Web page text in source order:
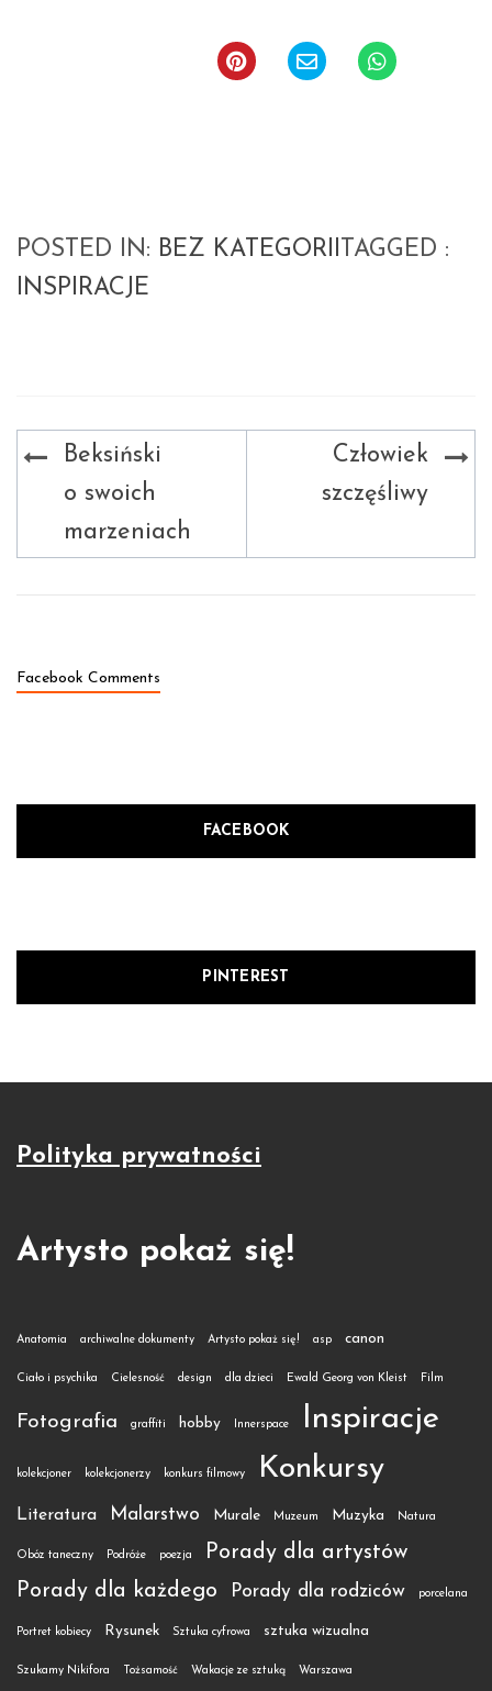
POSTED IN: BEZ KATEGORII TAGGED :
INSPIRACJE
Nawigacja
wpisu
Beksiński
o swoich
marzeniach
Człowiek
szczęśliwy
Facebook Comments
FACEBOOK
PINTEREST
Polityka prywatności
Artysto pokaż się!
Anatomia archiwalne dokumenty Artysto pokaż się! asp canon
Ciało i psychika Cielesność design dla dzieci Ewald Georg von Kleist Film
Fotografia graffiti hobby Innerspace Inspiracje
kolekcjoner kolekcjonerzy konkurs filmowy Konkursy
Literatura Malarstwo Murale Muzeum Muzyka Natura
Obóz taneczny Podróże poezja
Porady dla artystów
Porady dla każdego
Porady dla rodziców porcelana
Portret kobiecy Rysunek Sztuka cyfrowa sztuka wizualna
Szukamy Nikifora Tożsamość Wakacje ze sztuką Warszawa